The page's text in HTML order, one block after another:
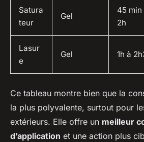
Satura
teur
Gel
45 min
2h
Lasur
e
Gel 1h à
Ce tableau montre bien que la
la plus polyvalente, surtout pour
extérieurs. Elle offre un meilleur
d’application et une action plus